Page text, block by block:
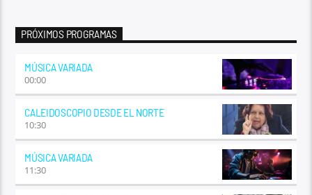
PRÓXIMOS PROGRAMAS
MÚSICA VARIADA
00:00
CALEIDOSCOPIO DESDE EL NORTE
10:30
MÚSICA VARIADA
11:30